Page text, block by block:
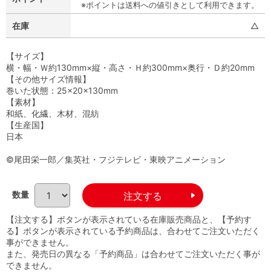
※ポイントは送料への値引きとして利用できます。
在庫 △
【サイズ】
横・幅・Ｗ約130mm×縦・高さ・Ｈ約300mm×奥行・Ｄ約20mm
【その他サイズ情報】
巻いた状態：25×20×130mm
【素材】
和紙、化繊、木材、混紡
【生産国】
日本
©尾田栄一郎／集英社・フジテレビ・東映アニメーション
数量
【注文する】ボタンが表示されている在庫販売商品と、【予約す
る】ボタンが表示されている予約商品は、合わせてご注文いただく
事ができません。
また、発売日の異なる「予約商品」は合わせてご注文いただく事が
できません。